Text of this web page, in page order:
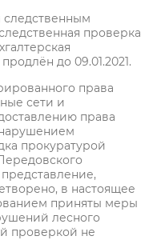
проверка
до 09.01.2021.
права
сети и
права
прокуратурой
в настоящее
приняты меры
лесного
проверкой не